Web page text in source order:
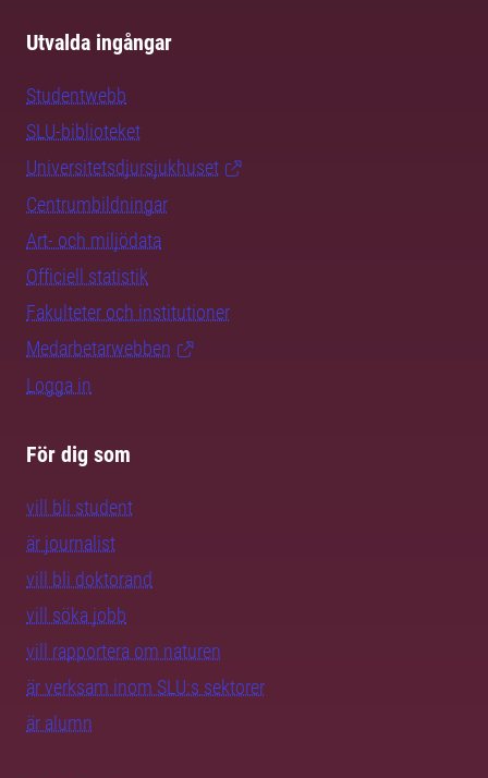
Utvalda ingångar
Studentwebb
SLU-biblioteket
Universitetsdjursjukhuset
Centrumbildningar
Art- och miljödata
Officiell statistik
Fakulteter och institutioner
Medarbetarwebben
Logga in
För dig som
vill bli student
är journalist
vill bli doktorand
vill söka jobb
vill rapportera om naturen
är verksam inom SLU:s sektorer
är alumn